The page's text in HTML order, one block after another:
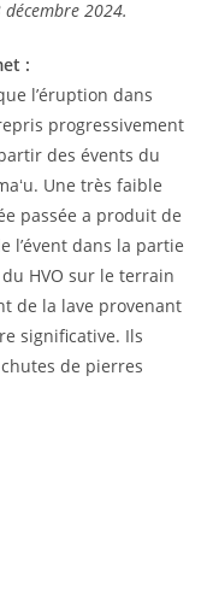
2024.
:
l’éruption dans
progressivement
des évents du
Une très faible
passée a produit de
l’évent dans la partie
HVO sur le terrain
de la lave provenant
significative. Ils
de pierres